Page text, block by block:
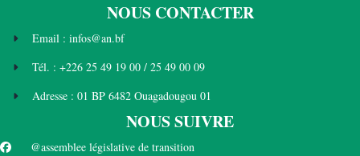
NOUS CONTACTER
Email : infos@an.bf
Tél. : +226 25 49 19 00 / 25 49 00 09
Adresse : 01 BP 6482 Ouagadougou 01
NOUS SUIVRE
@assemblee législative de transition